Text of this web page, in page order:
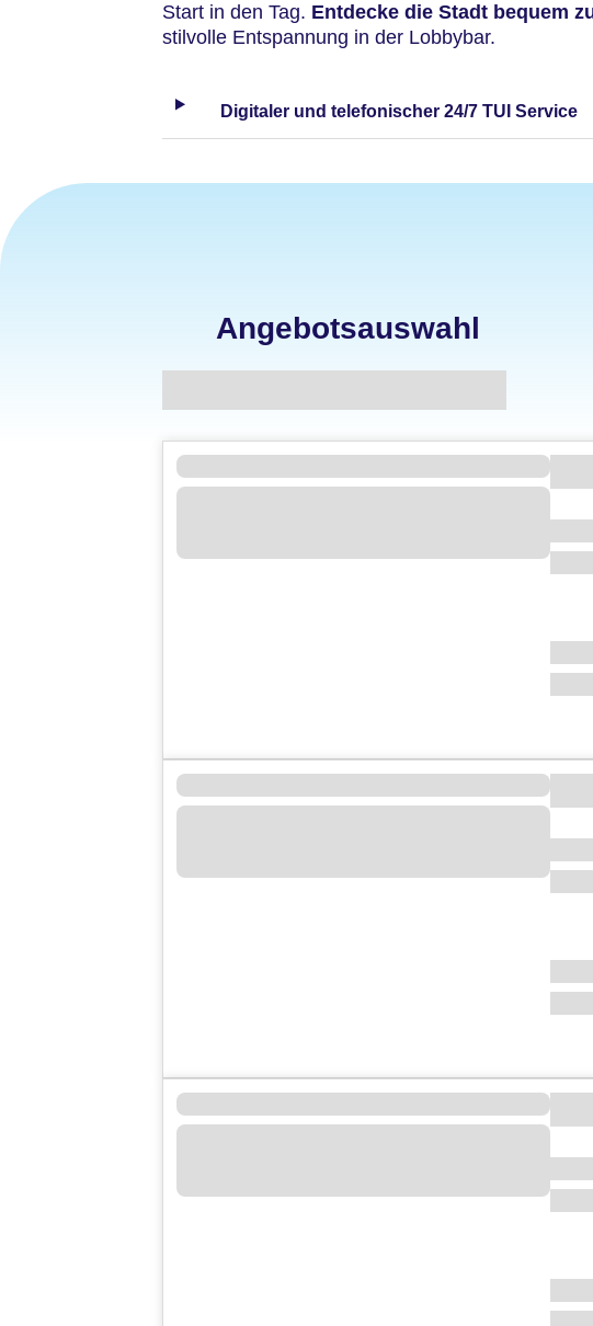
Start in den Tag. Entdecke die Stadt bequem
stilvolle Entspannung in der Lobbybar.
Digitaler und telefonischer 24/7 TUI Service
Angebotsauswahl